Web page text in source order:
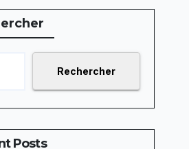
Rechercher
Posts